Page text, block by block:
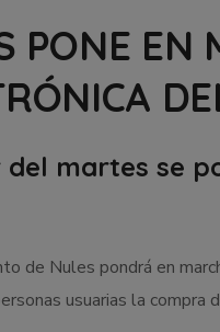
PONE EN
martes se
de Nules pondrá en
usuarias la compra